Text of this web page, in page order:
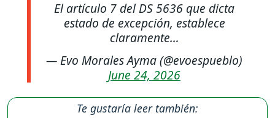
El artículo 7 del DS 5636 que dicta
estado de excepción, establece
claramente…
— Evo Morales Ayma (@evoespueblo)
June 24, 2026
Te gustaría leer también: